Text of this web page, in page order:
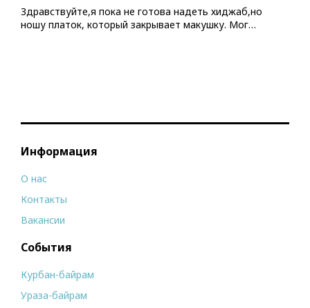
Здравствуйте,я пока не готова надеть хиджаб,но
ношу платок, который закрывает макушку. Мог…
Информация
О нас
Контакты
Вакансии
События
Курбан-байрам
Ураза-байрам